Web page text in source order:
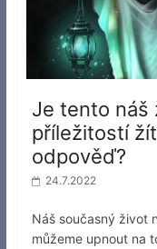
Je tento náš
příležitostí
odpověď?
24.7.2022
Náš současný život
můžeme upnout na